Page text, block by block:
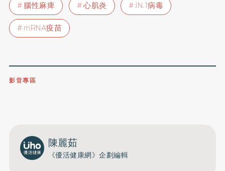
腦性麻痺
心肌炎
JN.1病毒
mRNA疫苗
影音專區
陳麗茹
《優活健康網》企劃編輯